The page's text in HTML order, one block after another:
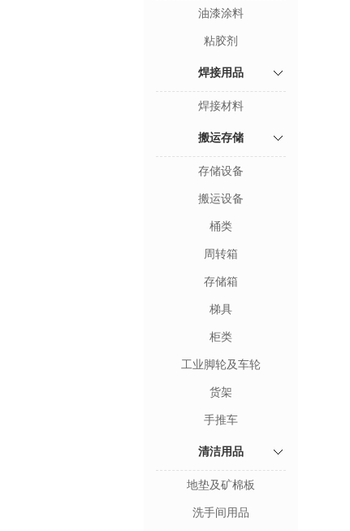
油漆涂料
粘胶剂
焊接用品
焊接材料
搬运存储
存储设备
搬运设备
桶类
周转箱
存储箱
梯具
柜类
工业脚轮及车轮
货架
手推车
清洁用品
地垫及矿棉板
洗手间用品